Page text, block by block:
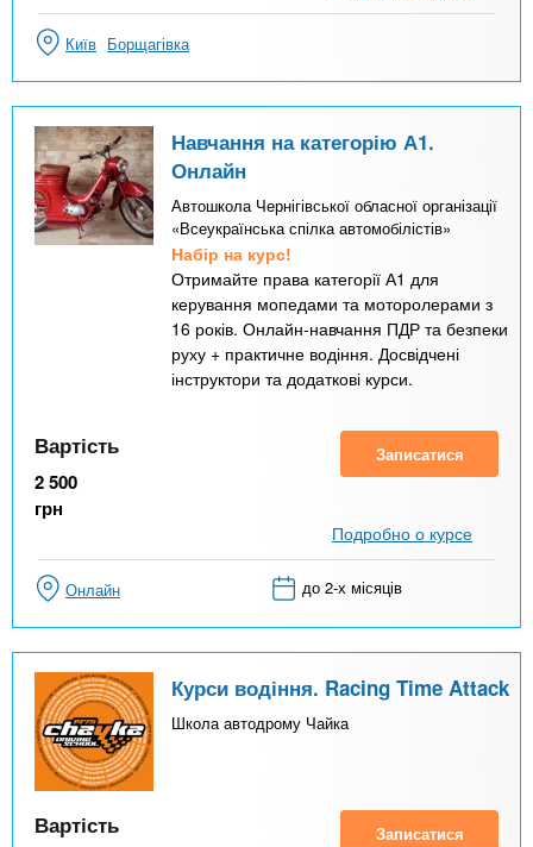
Київ Борщагівка
Навчання на категорію А1.
Онлайн
Автошкола Чернігівської обласної організації
«Всеукраїнська спілка автомобілістів»
Набір на курс!
Отримайте права категорії А1 для
керування мопедами та моторолерами з
16 років. Онлайн-навчання ПДР та безпеки
руху + практичне водіння. Досвідчені
інструктори та додаткові курси.
Вартість
2 500
грн
Записатися
Подробно о курсе
Онлайн до 2-х місяців
Курси водіння. Racing Time Attack
Школа автодрому Чайка
Вартість Записатися